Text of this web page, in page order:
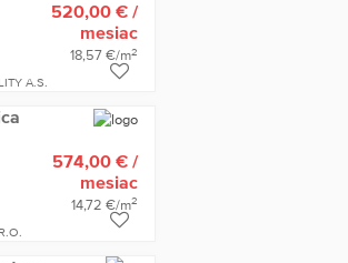
520,00 €/
mesiac
18,57 €/m2
A.S.
574,00 €/
mesiac
14,72 €/m2